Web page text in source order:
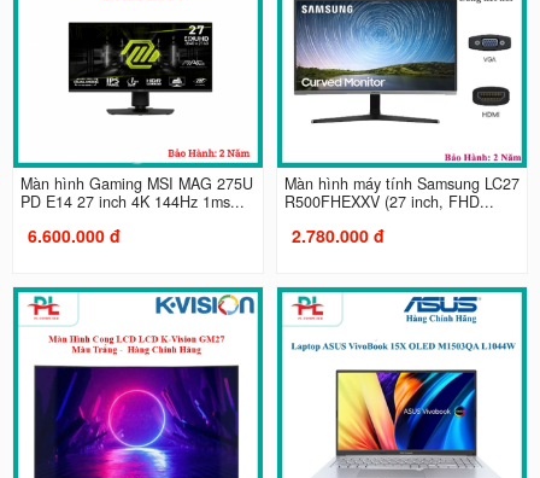
Màn hình Gaming MSI MAG 275U
PD E14 27 inch 4K 144Hz 1ms...
6.600.000 đ
Màn hình máy tính Samsung LC27
R500FHEXXV (27 inch, FHD...
2.780.000 đ